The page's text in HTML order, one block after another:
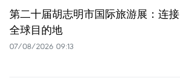
第二十届胡志明市国际旅游展：连接
全球目的地
07/08/2026 09:13